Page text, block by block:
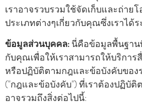
เราอาจรวบรวมใช้จัดเก็บและถ่า
ประเภทต่างๆเกี่ยวกับคุณซึ่งเราได้
ข้อมูลส่วนบุคคล:นี่คือข้อมูลพื้นฐาน
กับคุณเพื่อให้เราสามารถให้บริกา
หรือปฏิบัติตามกฎและข้อบังคับของ
("กฎและข้อบังคับ") ที่เราต้องปฏิบั
อาจรวมถึงสิ่งต่อไปนี้: